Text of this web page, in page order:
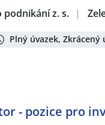
podnikání z. s. |
Plný úvazek, Zkrácený
- pozice pro